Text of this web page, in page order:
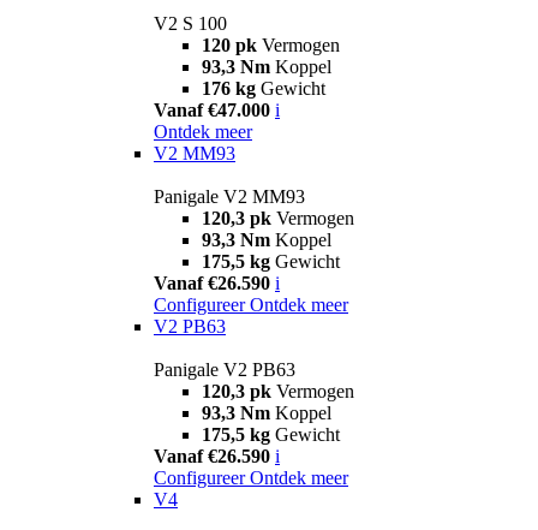
V2 S 100
120 pk Vermogen
93,3 Nm Koppel
176 kg Gewicht
Vanaf €47.000 i
Ontdek meer
V2 MM93
Panigale V2 MM93
120,3 pk Vermogen
93,3 Nm Koppel
175,5 kg Gewicht
Vanaf €26.590 i
Configureer Ontdek meer
V2 PB63
Panigale V2 PB63
120,3 pk Vermogen
93,3 Nm Koppel
175,5 kg Gewicht
Vanaf €26.590 i
Configureer Ontdek meer
V4